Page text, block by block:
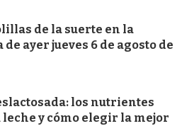
de la suerte en la
ayer jueves 6 de agosto de
los nutrientes
leche y cómo elegir la mejor